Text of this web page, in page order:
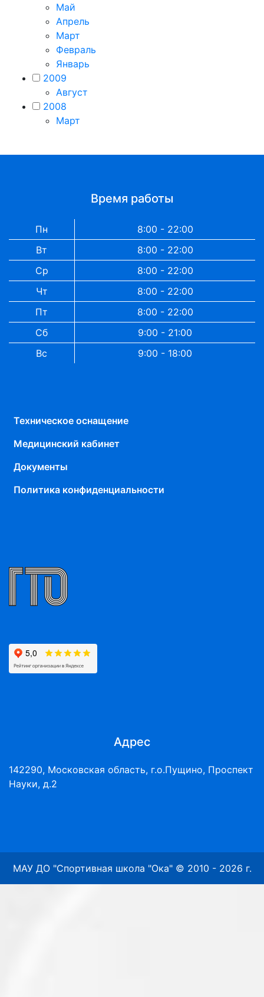
Май
Апрель
Март
Февраль
Январь
2009
Август
2008
Март
Время работы
Пн
8:00 - 22:00
Вт
8:00 - 22:00
Ср
8:00 - 22:00
Чт
8:00 - 22:00
Пт
8:00 - 22:00
Сб
9:00 - 21:00
Вс
9:00 - 18:00
Техническое оснащение
Медицинский кабинет
Документы
Политика конфиденциальности
Адрес
142290, Московская область, г.о.Пущино, Проспект
Науки, д.2
МАУ ДО "Спортивная школа "Ока" © 2010 - 2026 г.